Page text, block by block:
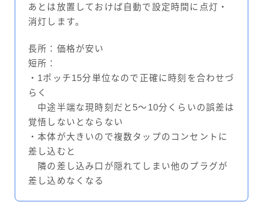
あとは放置しておけば自動で設定時間に点灯・
消灯します。
長所：価格が安い
短所：
・1ポッチ15分単位なので正確に時刻を合わせづ
らく
中途半端な現時刻だと5～10分くらいの誤差は
覚悟しないとならない
・本体が大きいので複数タップのコンセントに
差し込むと
隣の差し込み口が隠れてしまい他のプラグが
差し込めなくなる